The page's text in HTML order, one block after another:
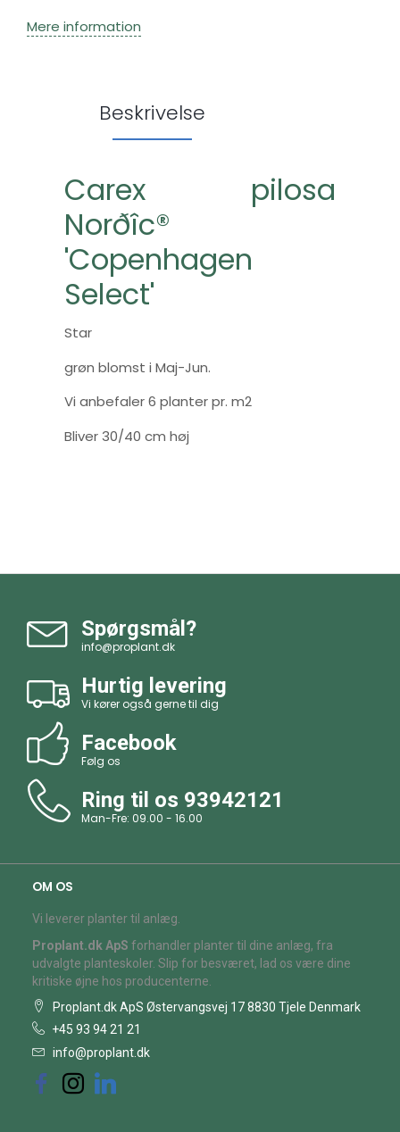
Mere information
Beskrivelse
Carex pilosa
Norðîc®
'Copenhagen
Select'
Star
grøn blomst i Maj-Jun.
Vi anbefaler 6 planter pr. m2
Bliver 30/40 cm høj
Spørgsmål?
info@proplant.dk
Hurtig levering
Vi kører også gerne til dig
Facebook
Følg os
Ring til os 93942121
Man-Fre: 09.00 - 16.00
OM OS
Vi leverer planter til anlæg.
Proplant.dk ApS forhandler planter til dine anlæg, fra
udvalgte planteskoler. Slip for besværet, lad os være dine
kritiske øjne hos producenterne.
Proplant.dk ApS Østervangsvej 17 8830 Tjele Denmark
+45 93 94 21 21
info@proplant.dk